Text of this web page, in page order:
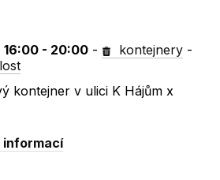
16:00 - 20:00 - kontejnery -
kontejner v ulici K Hájům x
informací